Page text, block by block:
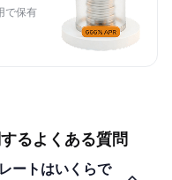
で保有
るよくある質問